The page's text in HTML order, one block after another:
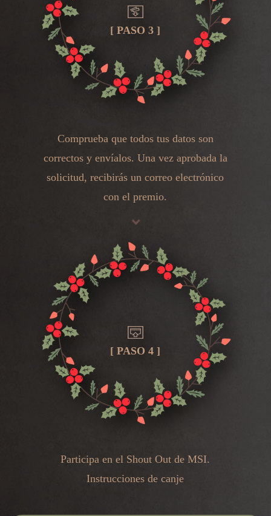
[ PASO 3 ]
Comprueba que todos tus datos son
correctos y envíalos. Una vez aprobada la
solicitud, recibirás un correo electrónico
con el premio.
[ PASO 4 ]
Participa en el Shout Out de MSI.
Instrucciones de canje